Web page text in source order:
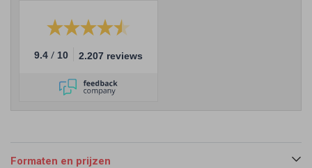
9.4 / 10 2.207 reviews
Formaten en prijzen